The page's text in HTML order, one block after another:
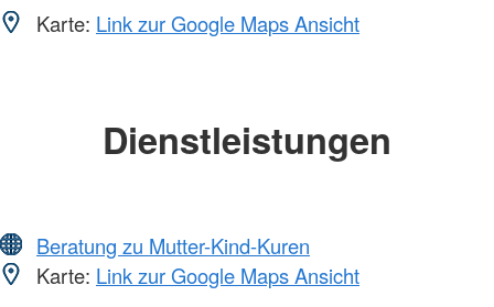
Karte: Link zur Google Maps Ansicht
Dienstleistungen
Beratung zu Mutter-Kind-Kuren
Karte: Link zur Google Maps Ansicht